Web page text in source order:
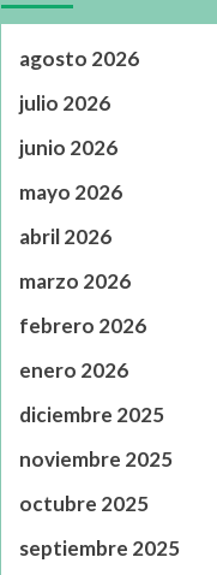
agosto 2026
julio 2026
junio 2026
mayo 2026
abril 2026
marzo 2026
febrero 2026
enero 2026
diciembre 2025
noviembre 2025
octubre 2025
septiembre 2025